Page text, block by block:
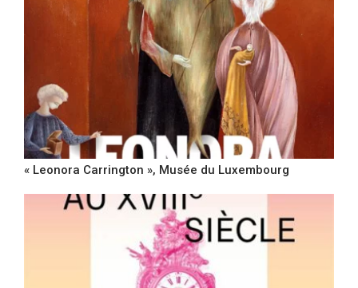
« Leonora Carrington », Musée du Luxembourg